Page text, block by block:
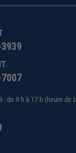
: de 9 h à 17 h (heure de